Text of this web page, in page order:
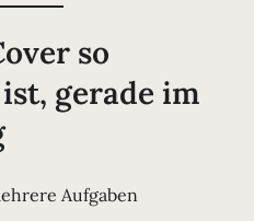
so
gerade im
Aufgaben